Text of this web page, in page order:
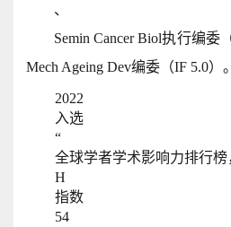
、
Semin Cancer Biol执行编委
Mech Ageing Dev编委（IF 5.0）。
2022
入选
“
全球学者学术影响力排行榜
H
指数
54